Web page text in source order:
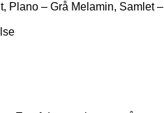
– Grå Melamin, Samlet –